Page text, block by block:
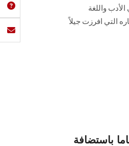
واللغة
التي افرزت جيلاً
جامعة عين شمس تحتفل بمرور 90 عاما باستضافة